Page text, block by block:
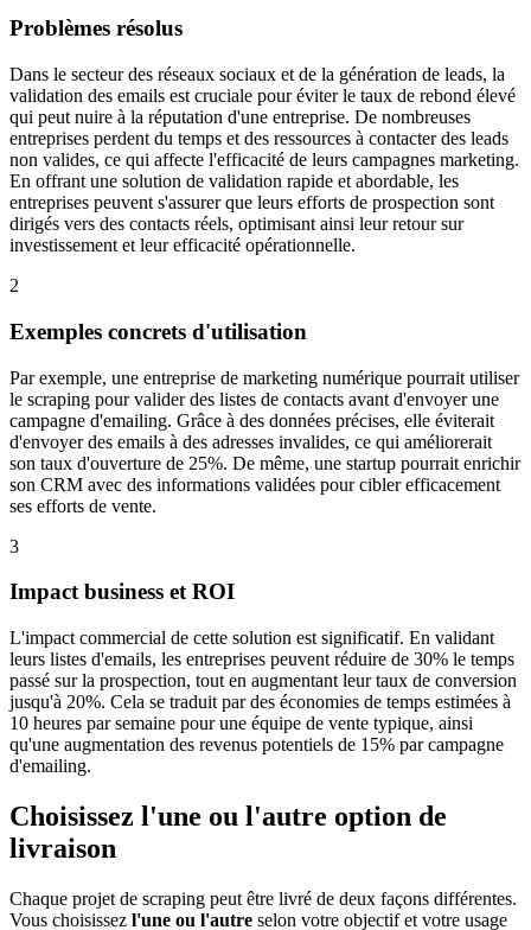
Problèmes résolus
Dans le secteur des réseaux sociaux et de la génération de leads, la
validation des emails est cruciale pour éviter le taux de rebond élevé
qui peut nuire à la réputation d'une entreprise. De nombreuses
entreprises perdent du temps et des ressources à contacter des leads
non valides, ce qui affecte l'efficacité de leurs campagnes marketing.
En offrant une solution de validation rapide et abordable, les
entreprises peuvent s'assurer que leurs efforts de prospection sont
dirigés vers des contacts réels, optimisant ainsi leur retour sur
investissement et leur efficacité opérationnelle.
2
Exemples concrets d'utilisation
Par exemple, une entreprise de marketing numérique pourrait utiliser
le scraping pour valider des listes de contacts avant d'envoyer une
campagne d'emailing. Grâce à des données précises, elle éviterait
d'envoyer des emails à des adresses invalides, ce qui améliorerait
son taux d'ouverture de 25%. De même, une startup pourrait enrichir
son CRM avec des informations validées pour cibler efficacement
ses efforts de vente.
3
Impact business et ROI
L'impact commercial de cette solution est significatif. En validant
leurs listes d'emails, les entreprises peuvent réduire de 30% le temps
passé sur la prospection, tout en augmentant leur taux de conversion
jusqu'à 20%. Cela se traduit par des économies de temps estimées à
10 heures par semaine pour une équipe de vente typique, ainsi
qu'une augmentation des revenus potentiels de 15% par campagne
d'emailing.
Choisissez l'une ou l'autre option de
livraison
Chaque projet de scraping peut être livré de deux façons différentes.
Vous choisissez l'une ou l'autre selon votre objectif et votre usage